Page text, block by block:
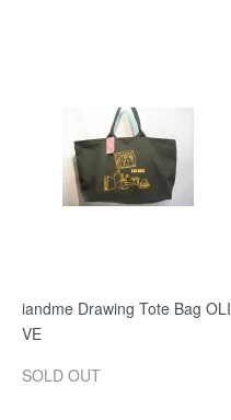
iandme Drawing Tote Bag OLI
VE
SOLD OUT